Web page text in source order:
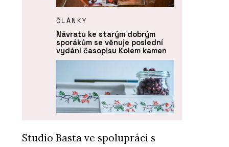
ČLÁNKY
Návratu ke starým dobrým
sporákům se věnuje poslední
vydání časopisu Kolem kamen
Studio Basta ve spolupráci s